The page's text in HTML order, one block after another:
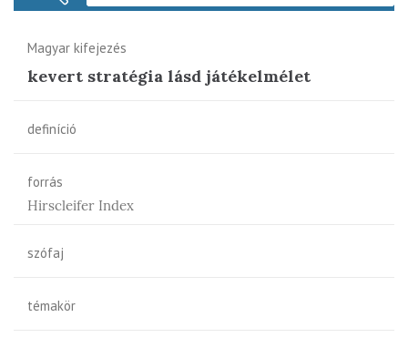
Magyar kifejezés
kevert stratégia lásd játékelmélet
definíció
forrás
Hirscleifer Index
szófaj
témakör